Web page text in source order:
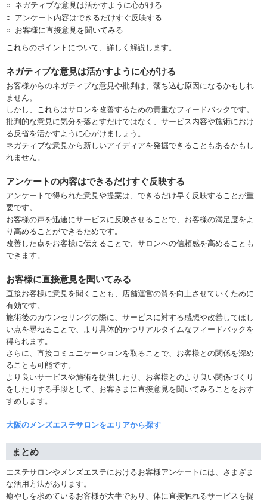
ネガティブな意見は活かすように心がける
アンケート内容はできるだけすぐ反映する
お客様に直接意見を聞いてみる
これらのポイントについて、詳しく解説します。
ネガティブな意見は活かすように心がける
お客様からのネガティブな意見や批判は、落ち込む原因になるかもしれ
ません。
しかし、これらはサロンを改善するための貴重なフィードバックです。
批判的な意見に気分を落とすだけではなく、サービス内容や施術におけ
る反省を活かすように心がけましょう。
ネガティブな意見から新しいアイディアを発掘できることもあるかもし
れません。
アンケートの内容はできるだけすぐ反映する
アンケートで得られた意見や提案は、できるだけ早く反映することが重
要です。
お客様の声を迅速にサービスに反映させることで、お客様の満足度をよ
り高めることができるためです。
改善した点をお客様に伝えることで、サロンへの信頼感を高めることも
できます。
お客様に直接意見を聞いてみる
直接お客様に意見を聞くことも、店舗運営の質を向上させていくために
有効です。
施術後のカウンセリングの際に、サービスに対する感想や改善してほし
い点を尋ねることで、より具体的かつリアルタイムなフィードバックを
得られます。
さらに、直接コミュニケーションを取ることで、お客様との関係を深め
ることも可能です。
より良いサービスや施術を提供したり、お客様とのより良い関係づくり
をしたりする手段として、お客さまに直接意見を聞いてみることをおす
すめします。
大阪のメンズエステサロンをエリアから探す
まとめ
エステサロンやメンズエステにおけるお客様アンケートには、さまざま
な活用方法があります。
癒やしを求めているお客様が大半であり、体に直接触れるサービスを提